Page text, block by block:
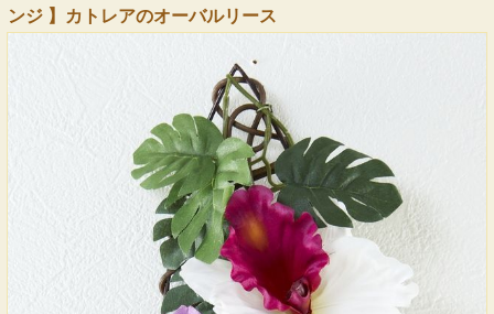
ンジ 】カトレアのオーバルリース